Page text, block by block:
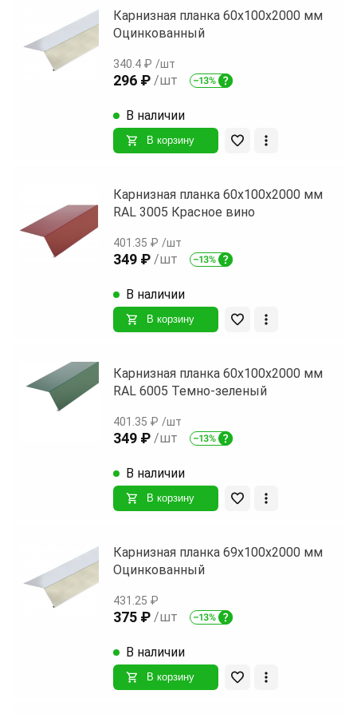
Карнизная планка 60х100х2000 мм
Оцинкованный
340.4 ₽ /шт
296 ₽ /шт
В наличии
В корзину
Карнизная планка 60х100х2000 мм
RAL 3005 Красное вино
401.35 ₽ /шт
349 ₽ /шт
В наличии
В корзину
Карнизная планка 60х100х2000 мм
RAL 6005 Темно-зеленый
401.35 ₽ /шт
349 ₽ /шт
В наличии
В корзину
Карнизная планка 69х100х2000 мм
Оцинкованный
431.25 ₽
375 ₽ /шт
В наличии
В корзину